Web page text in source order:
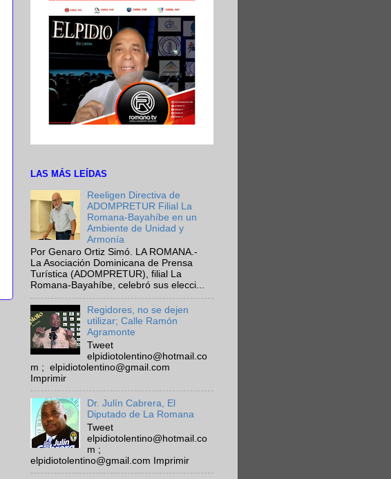
LAS MÁS LEÍDAS
Reeligen Directiva de
ADOMPRETUR Filial La
Romana-Bayahíbe en un
Ambiente de Unidad y
Armonía
Por Genaro Ortiz Simó. LA ROMANA.-
La Asociación Dominicana de Prensa
Turística (ADOMPRETUR), filial La
Romana-Bayahíbe, celebró sus elecci...
Regidores, no se dejen
utilizar; Calle Ramón
Agramonte
Tweet
elpidiotolentino@hotmail.co
m ; elpidiotolentino@gmail.com
Imprimir
Dr. Julín Cabrera, El
Diputado de La Romana
Tweet
elpidiotolentino@hotmail.co
m ;
elpidiotolentino@gmail.com Imprimir